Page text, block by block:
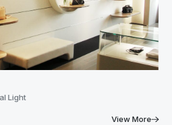
Light
View More